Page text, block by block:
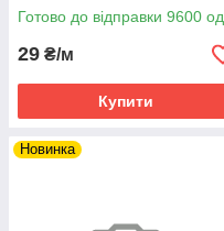
Готово до відправки 9600 од.
29 ₴/м
Купити
Новинка